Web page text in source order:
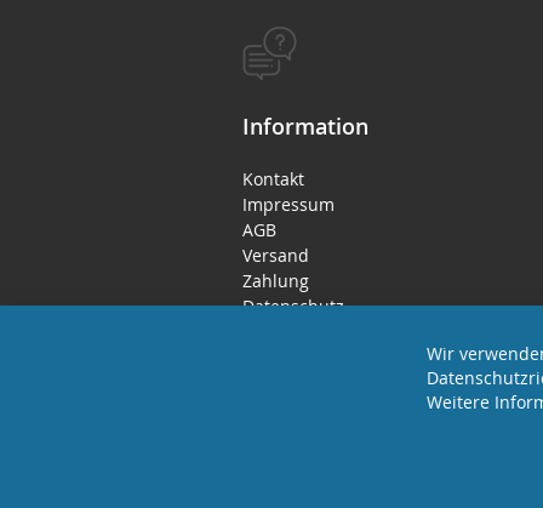
Information
Kontakt
Impressum
AGB
Versand
Zahlung
Datenschutz
Wir
Weitere